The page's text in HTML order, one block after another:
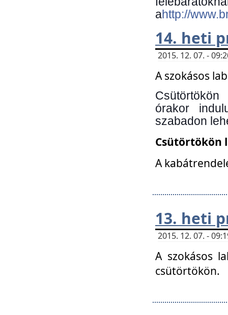
ahttp://
14. heti
2015. 12. 07. -
A szokásos
órakor
szabadon
Csütörtökön
A
13. heti
2015. 12. 07. -
A szokásos
csütörtökön.